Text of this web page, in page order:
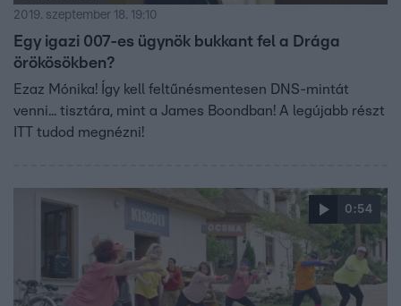
2019. szeptember 18. 19:10
Egy igazi 007-es ügynök bukkant fel a Drága
örökösökben?
Ezaz Mónika! Így kell feltűnésmentesen DNS-mintát
venni... tisztára, mint a James Boondban! A legújabb részt
ITT tudod megnézni!
0:54